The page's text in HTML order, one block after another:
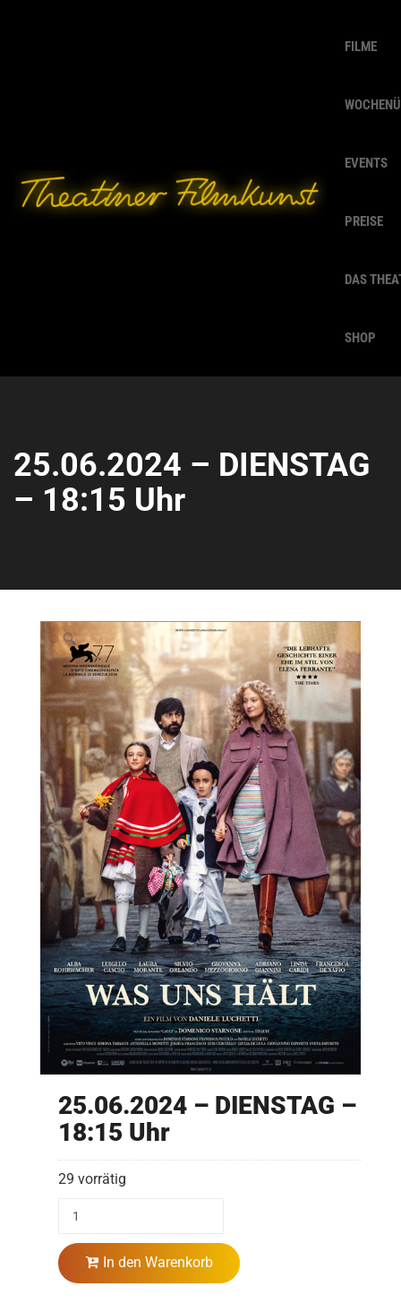
FILME
EVENTS
PREISE
DAS
SHOP
25.06.2024 – DIENSTAG
– 18:15 Uhr
🔍
25.06.2024 – DIENSTAG –
18:15 Uhr
29 vorrätig
In den Warenkorb